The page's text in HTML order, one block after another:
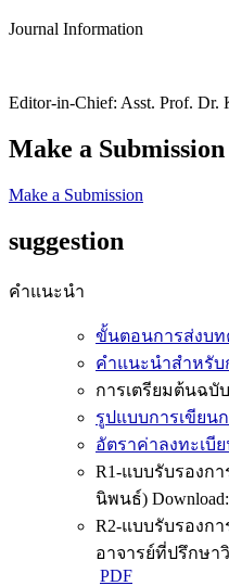
Journal Information
Editor-in-Chief: Asst. Prof. Dr.
Make a Submission
Make a Submission
suggestion
คำแนะนำ
ขั้นตอนการส่งบ
คำแนะนำสำหรั
การเตรียมต้นฉบับ
รูปแบบการเขียน
อัตราค่าลงทะเบี
R1-แบบรับรองก
นิพนธ์) Download:
R2-แบบรับรองก
อาจารย์ที่ปรึกษา
PDF